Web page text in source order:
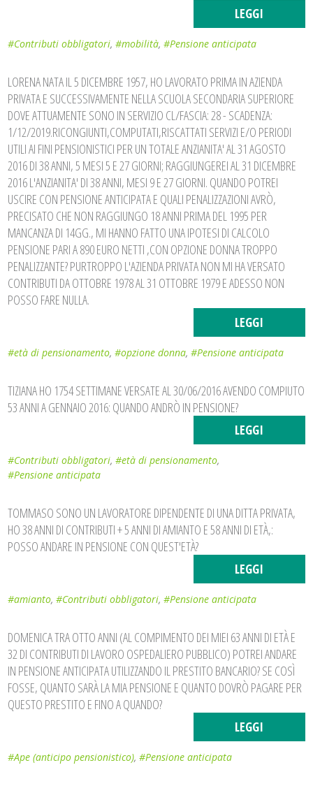
LEGGI
#Contributi obbligatori,#mobilità,#Pensione anticipata
LORENA NATA IL 5 DICEMBRE 1957, HO LAVORATO PRIMA IN AZIENDA
PRIVATA E SUCCESSIVAMENTE NELLA SCUOLA SECONDARIA SUPERIORE
DOVE ATTUAMENTE SONO IN SERVIZIO CL/FASCIA: 28 - SCADENZA:
1/12/2019.RICONGIUNTI,COMPUTATI,RISCATTATI SERVIZI E/O PERIODI
UTILI AI FINI PENSIONISTICI PER UN TOTALE ANZIANITA' AL 31 AGOSTO
2016 DI 38 ANNI, 5 MESI 5 E 27 GIORNI; RAGGIUNGEREI AL 31 DICEMBRE
2016 L'ANZIANITA' DI 38 ANNI, MESI 9 E 27 GIORNI. QUANDO POTREI
USCIRE CON PENSIONE ANTICIPATA E QUALI PENALIZZAZIONI AVRÒ,
PRECISATO CHE NON RAGGIUNGO 18 ANNI PRIMA DEL 1995 PER
MANCANZA DI 14GG., MI HANNO FATTO UNA IPOTESI DI CALCOLO
PENSIONE PARI A 890 EURO NETTI ,CON OPZIONE DONNA TROPPO
PENALIZZANTE? PURTROPPO L'AZIENDA PRIVATA NON MI HA VERSATO
CONTRIBUTI DA OTTOBRE 1978 AL 31 OTTOBRE 1979 E ADESSO NON
POSSO FARE NULLA.
LEGGI
#età di pensionamento,#opzione donna,#Pensione anticipata
TIZIANA HO 1754 SETTIMANE VERSATE AL 30/06/2016 AVENDO COMPIUTO
53 ANNI A GENNAIO 2016: QUANDO ANDRÒ IN PENSIONE?
LEGGI
#Contributi obbligatori,#età di pensionamento,
#Pensione anticipata
TOMMASO SONO UN LAVORATORE DIPENDENTE DI UNA DITTA PRIVATA,
HO 38 ANNI DI CONTRIBUTI + 5 ANNI DI AMIANTO E 58 ANNI DI ETÀ,:
POSSO ANDARE IN PENSIONE CON QUEST'ETÀ?
LEGGI
#amianto,#Contributi obbligatori,#Pensione anticipata
DOMENICA TRA OTTO ANNI (AL COMPIMENTO DEI MIEI 63 ANNI DI ETÀ E
32 DI CONTRIBUTI DI LAVORO OSPEDALIERO PUBBLICO) POTREI ANDARE
IN PENSIONE ANTICIPATA UTILIZZANDO IL PRESTITO BANCARIO? SE COSÌ
FOSSE, QUANTO SARÀ LA MIA PENSIONE E QUANTO DOVRÒ PAGARE PER
QUESTO PRESTITO E FINO A QUANDO?
LEGGI
#Ape (anticipo pensionistico),#Pensione anticipata